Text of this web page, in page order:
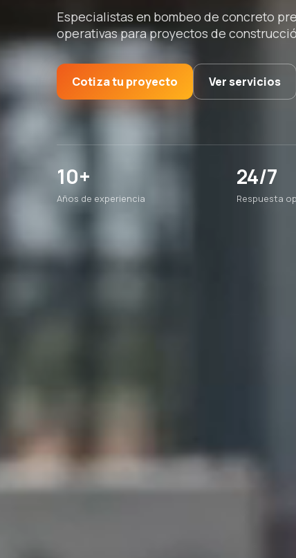
Especialistas en bombeo de concreto
operativas para proyectos de
Cotiza tu proyecto Ver servicios
10+
Años de experiencia
24/7
Respuesta